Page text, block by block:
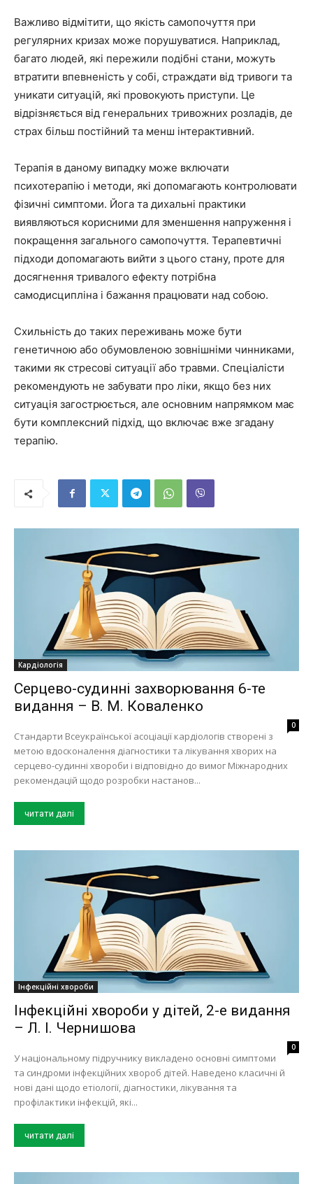
Важливо відмітити, що якість самопочуття при
регулярних кризах може порушуватися. Наприклад,
багато людей, які пережили подібні стани, можуть
втратити впевненість у собі, страждати від тривоги та
уникати ситуацій, які провокують приступи. Це
відрізняється від генеральних тривожних розладів, де
страх більш постійний та менш інтерактивний.
Терапія в даному випадку може включати
психотерапію і методи, які допомагають контролювати
фізичні симптоми. Йога та дихальні практики
виявляються корисними для зменшення напруження і
покращення загального самопочуття. Терапевтичні
підходи допомагають вийти з цього стану, проте для
досягнення тривалого ефекту потрібна
самодисципліна і бажання працювати над собою.
Схильність до таких переживань може бути
генетичною або обумовленою зовнішніми чинниками,
такими як стресові ситуації або травми. Спеціалісти
рекомендують не забувати про ліки, якщо без них
ситуація загострюється, але основним напрямком має
бути комплексний підхід, що включає вже згадану
терапію.
Кардіологія
Серцево-судинні захворювання 6-те
видання – В. М. Коваленко
0
Стандарти Всеукраїнської асоціації кардіологів створені з
метою вдосконалення діагностики та лікування хворих на
серцево-судинні хвороби і відповідно до вимог Міжнародних
рекомендацій щодо розробки настанов...
читати далі
Інфекційні хвороби
Інфекційні хвороби у дітей, 2-е видання
– Л. І. Чернишова
0
У національному підручнику викладено основні симптоми
та синдроми інфекційних хвороб дітей. Наведено класичні й
нові дані щодо етіології, діагностики, лікування та
профілактики інфекцій, які...
читати далі